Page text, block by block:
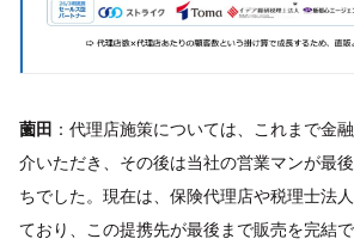
薗田 ：代理店施策については、これまで金
介いただき、その後は当社の営業マンが最
ちでした。現在は、保険代理店や税理士法
ており、この提携先が最後まで販売を完結